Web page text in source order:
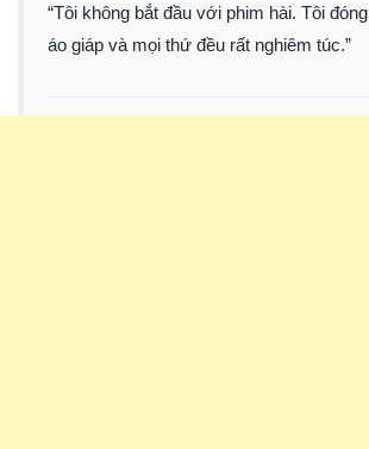
“Tôi không bắt đầu với phim hài. Tôi đóng
áo giáp và mọi thứ đều rất nghiêm túc.”